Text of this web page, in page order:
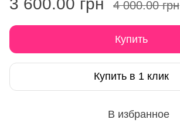
4 000.00 грн
Купить
Купить в 1 клик
В избранное